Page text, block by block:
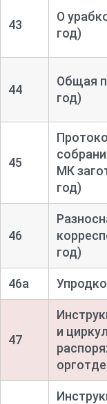
43
О
год)
44
Общая
год)
45
МК
год)
46
год)
46а
47
и